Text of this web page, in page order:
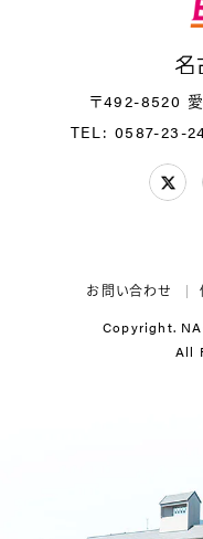
〒492-8520
TEL: 0587-23-
お問い合わせ
Copyright.
All